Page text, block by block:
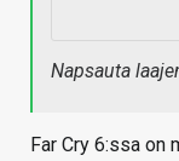
Napsauta
Far Cry 6:ssa on